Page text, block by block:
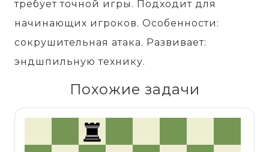
требует точной игры. Подходит для
начинающих игроков. Особенности:
сокрушительная атака. Развивает:
эндшпильную технику.
Похожие задачи